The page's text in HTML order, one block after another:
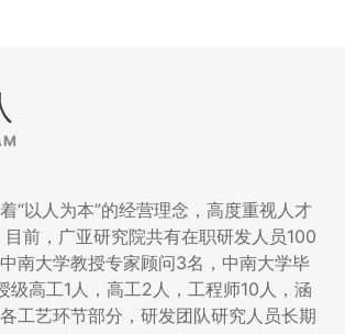
“以人为本”的经营理念，高度重视人才
前，广亚研究院共有在职研发人员100
南大学教授专家顾问3名，中南大学毕
级高工1人，高工2人，工程师10人，涵
工艺环节部分，研发团队研究人员长期